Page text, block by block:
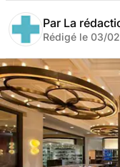
Par La
Rédigé le 03/